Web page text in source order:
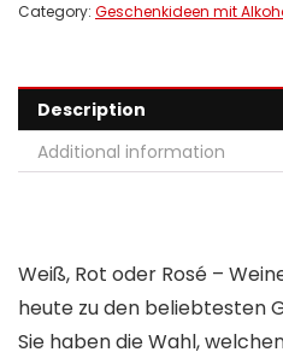
Category: Geschenkideen mit
Description
Additional information
Weiß, Rot oder Rosé –
heute zu den beliebtesten
Sie haben die Wahl,